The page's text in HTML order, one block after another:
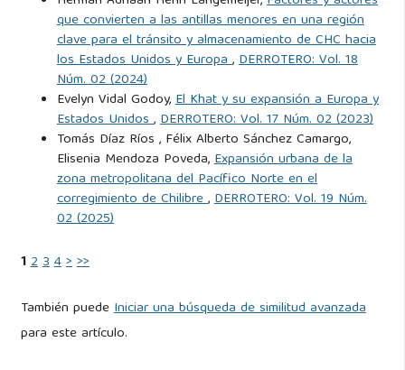
que convierten a las antillas menores en una región
clave para el tránsito y almacenamiento de CHC hacia
los Estados Unidos y Europa,DERROTERO: Vol. 18
Núm. 02 (2024)
Evelyn Vidal Godoy,El Khat y su expansión a Europa y
Estados Unidos,DERROTERO: Vol. 17 Núm. 02 (2023)
Tomás Díaz Ríos , Félix Alberto Sánchez Camargo,
Elisenia Mendoza Poveda,Expansión urbana de la
zona metropolitana del Pacífico Norte en el
corregimiento de Chilibre,DERROTERO: Vol. 19 Núm.
02 (2025)
1234>>>
También puedeIniciar una búsqueda de similitud avanzada
para este artículo.